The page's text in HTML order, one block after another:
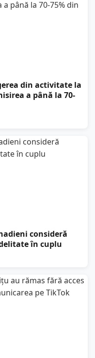
din activitate la
a până la 70-
consideră
în cuplu